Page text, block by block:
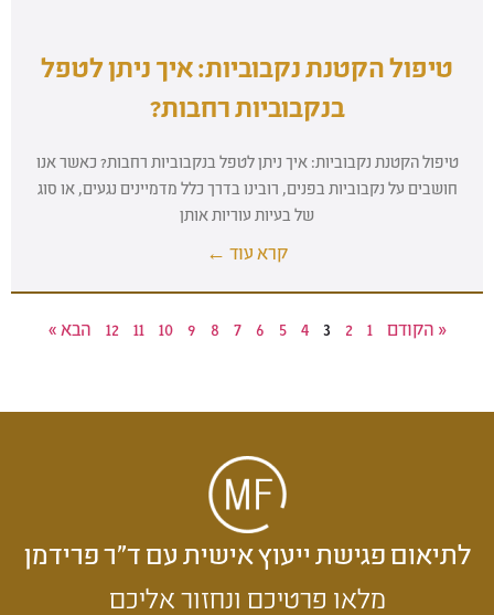
טיפול הקטנת נקבוביות: איך ניתן לטפל
בנקבוביות רחבות?
טיפול הקטנת נקבוביות: איך ניתן לטפל בנקבוביות רחבות? כאשר אנו
חושבים על נקבוביות בפנים, רובינו בדרך כלל מדמיינים נגעים, או סוג
של בעיות עוריות אותן
קרא עוד ←
« הקודם 1
2
3
4
5
6
7
8
9
10
11
12 הבא »
לתיאום פגישת ייעוץ אישית עם ד״ר פרידמן
מלאו פרטיכם ונחזור אליכם